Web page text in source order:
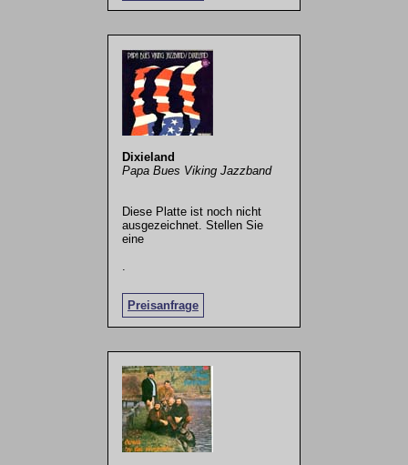
Dixieland
Papa Bues Viking Jazzband
Diese Platte ist noch nicht
ausgezeichnet. Stellen Sie
eine
Preisanfrage